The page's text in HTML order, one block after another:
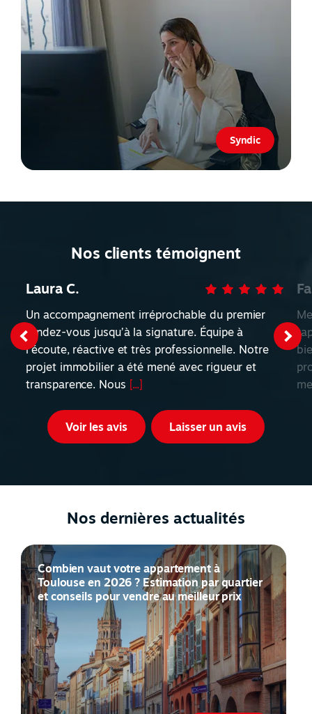
Syndic
Nos clients témoignent
Laura C.
Un accompagnement irréprochable du premier
rendez-vous jusqu’à la signature. Équipe à
l’écoute, réactive et très professionnelle. Notre
projet immobilier a été mené avec rigueur et
transparence. Nous [...]
Voir les avis Laisser un avis
Nos dernières actualités
Combien vaut votre appartement à
Toulouse en 2026 ? Estimation par quartier
et conseils pour vendre au meilleur prix